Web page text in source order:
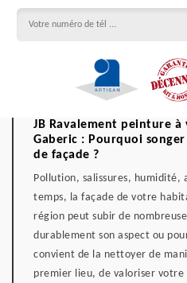
JB Ravalement peinture à
Gaberic : Pourquoi
de façade ?
Pollution, salissures, humidité,
temps, la façade de votre
région peut subir de
durablement son aspect ou
convient de la nettoyer de
premier lieu, de valoriser